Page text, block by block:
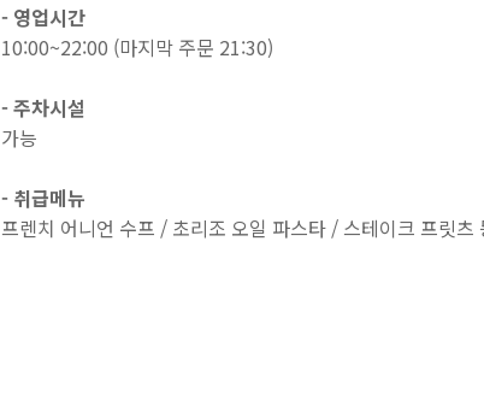
- 영업시간
10:00~22:00 (마지막 주문 21:30)
- 주차시설
가능
- 취급메뉴
프렌치 어니언 수프 / 초리조 오일 파스타 / 스테이크 프릿츠